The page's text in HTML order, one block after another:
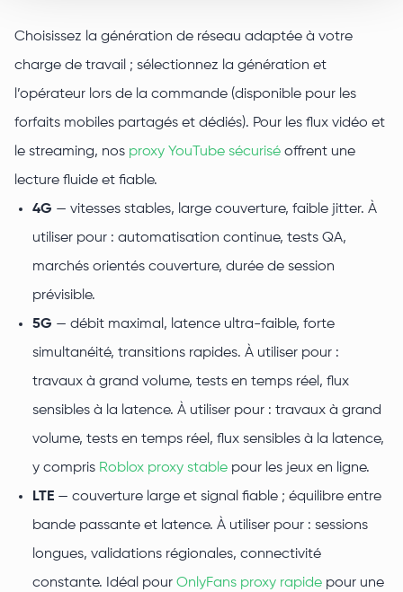
Choisissez la génération de réseau adaptée à votre
charge de travail ; sélectionnez la génération et
l’opérateur lors de la commande (disponible pour les
forfaits mobiles partagés et dédiés). Pour les flux vidéo et
le streaming, nos proxy YouTube sécurisé offrent une
lecture fluide et fiable.
4G — vitesses stables, large couverture, faible jitter. À
utiliser pour : automatisation continue, tests QA,
marchés orientés couverture, durée de session
prévisible.
5G — débit maximal, latence ultra-faible, forte
simultanéité, transitions rapides. À utiliser pour :
travaux à grand volume, tests en temps réel, flux
sensibles à la latence. À utiliser pour : travaux à grand
volume, tests en temps réel, flux sensibles à la latence,
y compris Roblox proxy stable pour les jeux en ligne.
LTE — couverture large et signal fiable ; équilibre entre
bande passante et latence. À utiliser pour : sessions
longues, validations régionales, connectivité
constante. Idéal pour OnlyFans proxy rapide pour une